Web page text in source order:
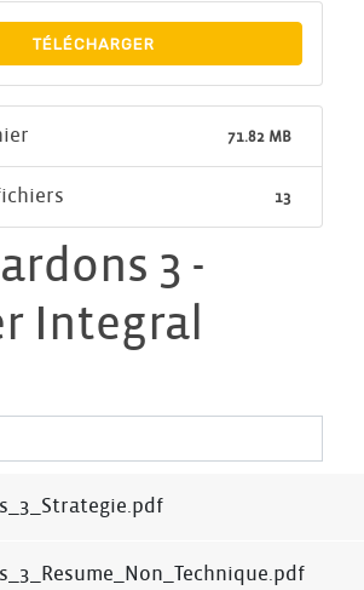
TÉLÉCHARGER
71.82 MB
13
3 -
Integral